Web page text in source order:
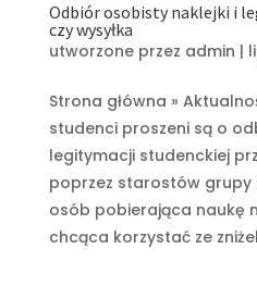
Odbiór osobisty naklejki i
czy wysyłka
utworzone przez admin |
Strona główna »
studenci proszeni są o
legitymacji studenckiej
poprzez starostów grupy
osób pobierająca naukę
chcąca korzystać ze